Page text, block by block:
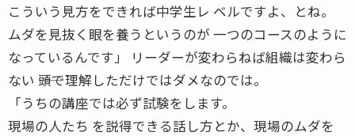
こういう見方をできれば中学生レ ベルですよ、とね。
ムダを見抜く眼を養うというのが 一つのコースのように
なっているんです」 リーダーが変わらねば組織は変わら
ない ――頭で理解しただけではダメなのでは。
「うちの講座では必ず試験をします。
現場の人たち を説得できる話し方とか、現場のムダを